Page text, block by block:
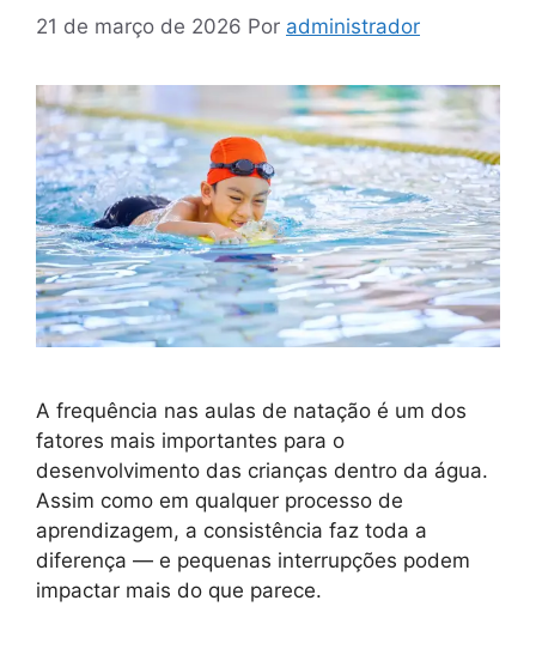
21 de março de 2026 Por administrador
A frequência nas aulas de natação é um dos
fatores mais importantes para o
desenvolvimento das crianças dentro da água.
Assim como em qualquer processo de
aprendizagem, a consistência faz toda a
diferença — e pequenas interrupções podem
impactar mais do que parece.